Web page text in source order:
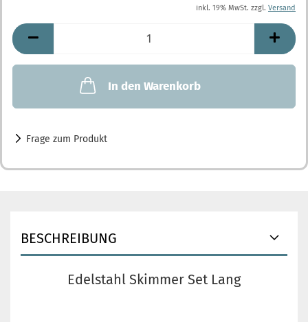
inkl. 19% MwSt. zzgl. Versand
In den Warenkorb
Frage zum Produkt
BESCHREIBUNG
Edelstahl Skimmer Set Lang